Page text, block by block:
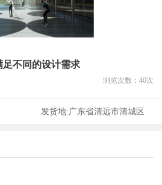
足不同的设计需求
浏览次数： 40次
发货地:广东省清远市清城区